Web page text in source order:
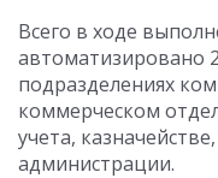
Всего в ходе
автоматизировано
подразделениях
коммерческом
учета,
администрации.